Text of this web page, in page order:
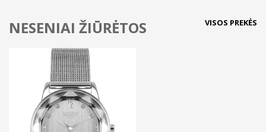
NESENIAI ŽIŪRĖTOS VISOS PREKĖS